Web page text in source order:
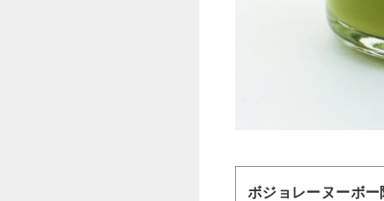
ボジョレーヌーボ